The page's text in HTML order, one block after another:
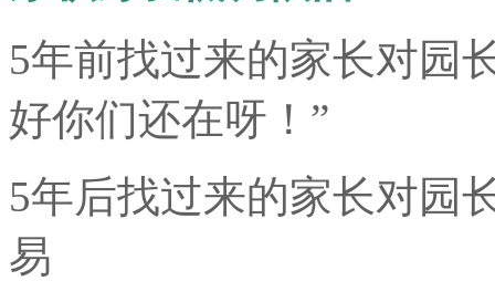
5年前找过来的家长对园
好你们还在呀！”
5年后找过来的家长对园
易